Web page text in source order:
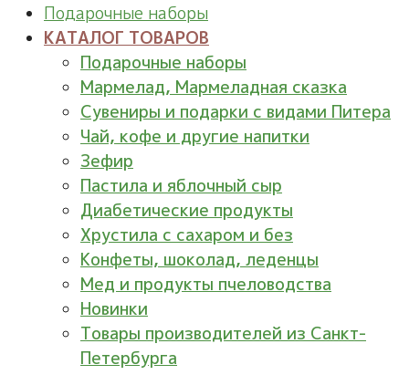
Подарочные наборы
КАТАЛОГ ТОВАРОВ
Подарочные наборы
Мармелад, Мармеладная сказка
Сувениры и подарки с видами Питера
Чай, кофе и другие напитки
Зефир
Пастила и яблочный сыр
Диабетические продукты
Хрустила с сахаром и без
Конфеты, шоколад, леденцы
Мед и продукты пчеловодства
Новинки
Товары производителей из Санкт-
Петербурга